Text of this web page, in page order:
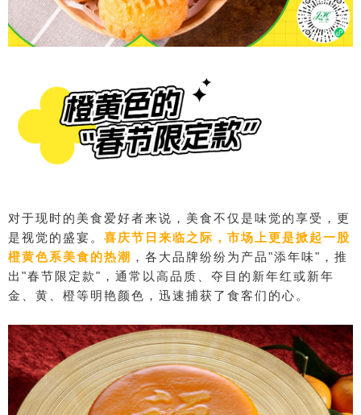
对于现时的美食爱好者来说，美食不仅是味觉的享受，更
是视觉的盛宴。 喜庆节日来临之际，市场上更是掀起一股
橙黄色系美食的热潮 ，各大品牌纷纷为产品"添年味"，推
出"春节限定款"，通常以高品质、夺目的新年红或新年
金、黄、橙等明艳颜色，迅速捕获了食客们的心。